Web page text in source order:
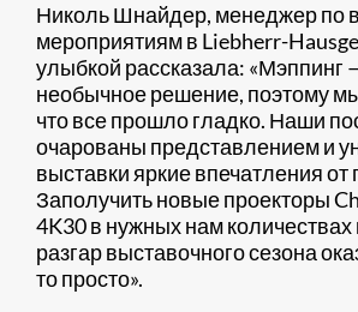
Николь Шнайдер, менеджер по
мероприятиям в Liebherr-
улыбкой рассказала: «Мэппинг
необычное решение, поэтому
что все прошло гладко. Наши
очарованы представлением и
выставки яркие впечатления от
Заполучить новые проекторы
4K30 в нужных нам
разгар выставочного сезона
то просто».